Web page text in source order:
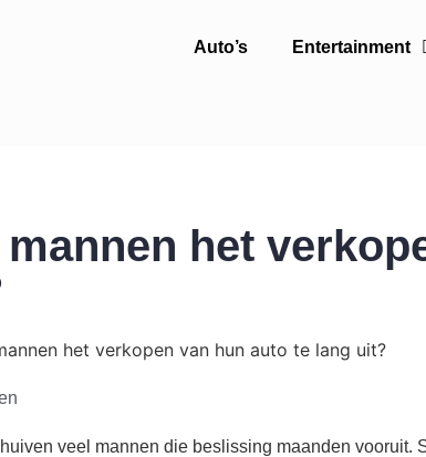
Auto’s Entertainment
het
veel mannen die beslissing maanden vooruit.